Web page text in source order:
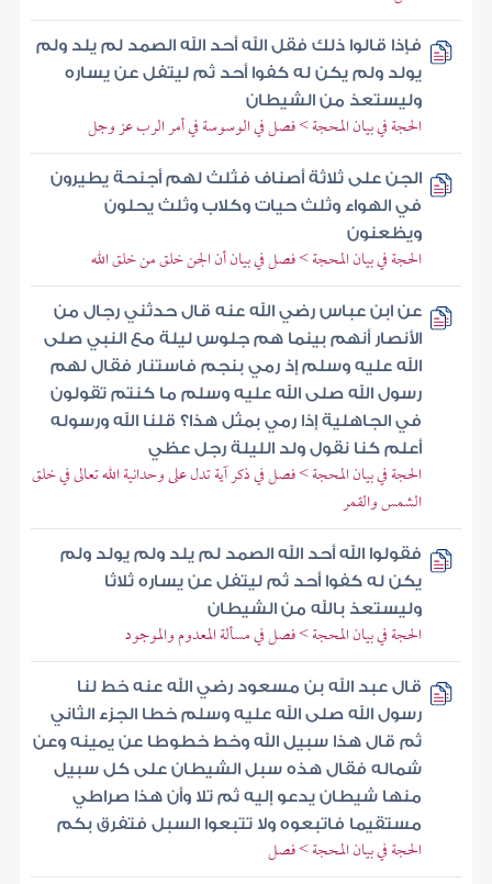
فإذا قالوا ذلك فقل الله أحد الله الصمد لم يلد ولم
يولد ولم يكن له كفوا أحد ثم ليتفل عن يساره
وليستعذ من الشيطان
الحجة في بيان المحجة > فصل في الوسوسة في أمر الرب عز وجل
الجن على ثلاثة أصناف فثلث لهم أجنحة يطيرون
في الهواء وثلث حيات وكلاب وثلث يحلون
ويظعنون
الحجة في بيان المحجة > فصل في بيان أن الجن خلق من خلق الله
عن ابن عباس رضي الله عنه قال حدثني رجال من
الأنصار أنهم بينما هم جلوس ليلة مع النبي صلى
الله عليه وسلم إذ رمي بنجم فاستنار فقال لهم
رسول الله صلى الله عليه وسلم ما كنتم تقولون
في الجاهلية إذا رمي بمثل هذا؟ قلنا الله ورسوله
أعلم كنا نقول ولد الليلة رجل عظي
الحجة في بيان المحجة > فصل في ذكر آية تدل على وحدانية الله تعالى في خلق
الشمس والقمر
فقولوا الله أحد الله الصمد لم يلد ولم يولد ولم
يكن له كفوا أحد ثم ليتفل عن يساره ثلاثا
وليستعذ بالله من الشيطان
الحجة في بيان المحجة > فصل في مسألة المعدوم والموجود
قال عبد الله بن مسعود رضي الله عنه خط لنا
رسول الله صلى الله عليه وسلم خطا الجزء الثاني
ثم قال هذا سبيل الله وخط خطوطا عن يمينه وعن
شماله فقال هذه سبل الشيطان على كل سبيل
منها شيطان يدعو إليه ثم تلا وأن هذا صراطي
مستقيما فاتبعوه ولا تتبعوا السبل فتفرق بكم
الحجة في بيان المحجة > فصل